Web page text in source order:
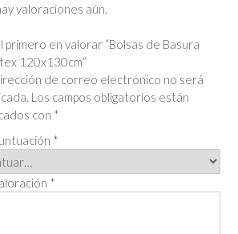
valoraciones aún.
primero en valorar “Bolsas de Basura
120x130cm”
de correo electrónico no será
Los campos obligatorios están
con *
*
*